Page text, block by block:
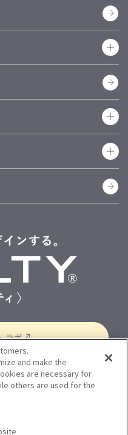
A6）
B6サイズ
パス
N-アクセス
リム
N-PAGEM Arts
Colors Bindex
索する
ラボ
ライバシーポリシー
and make the
are necessary for
others are used for the